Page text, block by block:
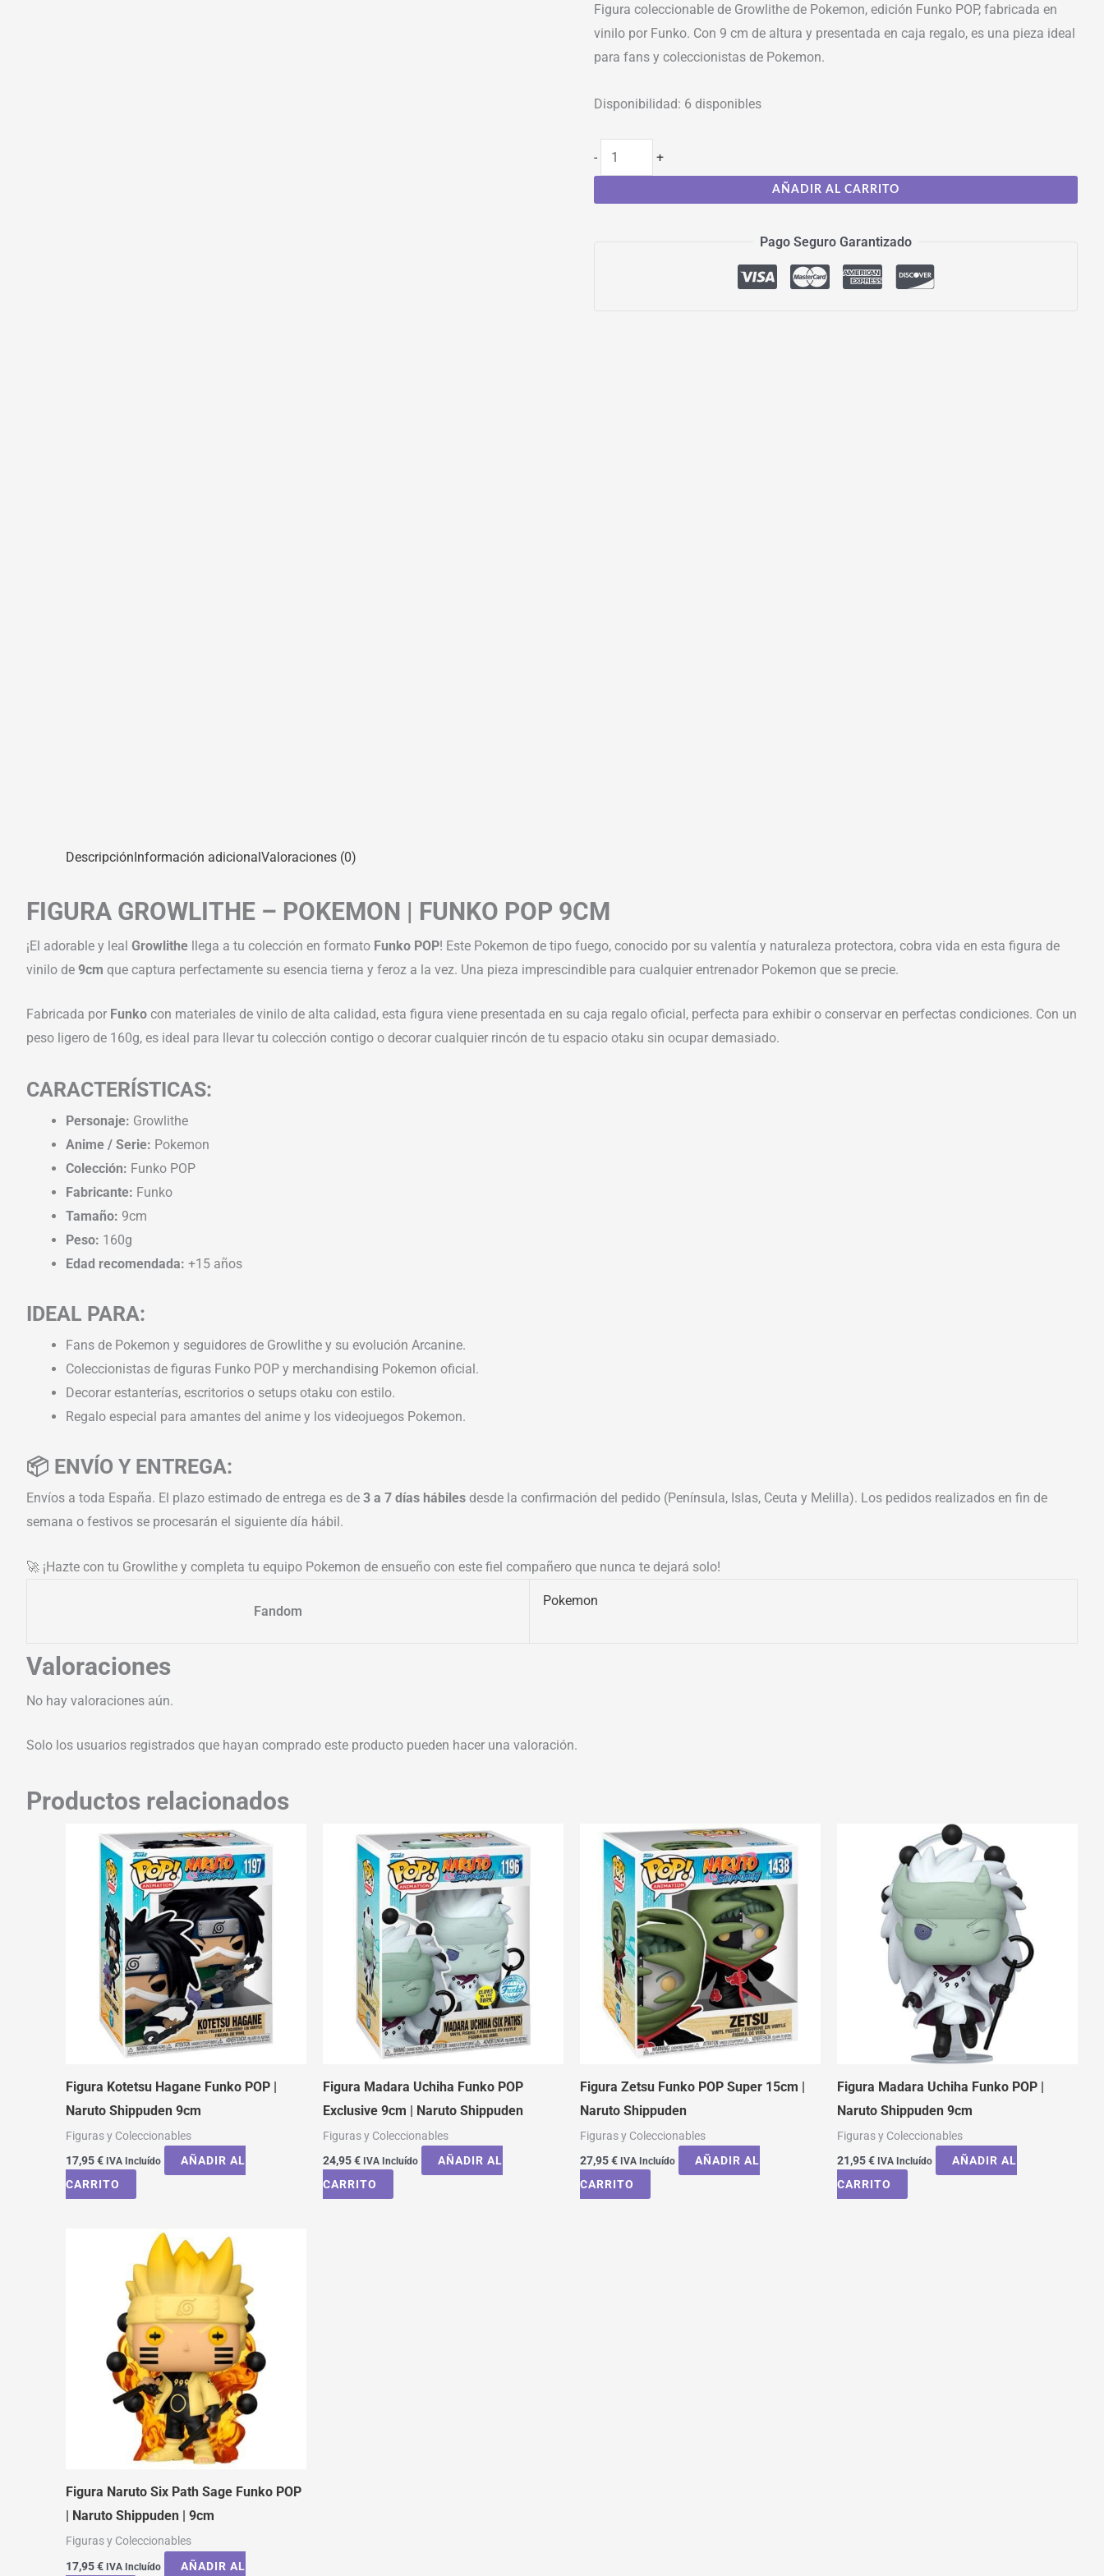
Figura coleccionable de Growlithe de Pokemon, edición Funko POP, fabricada en
vinilo por Funko. Con 9 cm de altura y presentada en caja regalo, es una pieza ideal
para fans y coleccionistas de Pokemon.
Disponibilidad: 6 disponibles
- +
AÑADIR AL CARRITO
Pago Seguro Garantizado
DescripciónInformación adicionalValoraciones (0)
FIGURA GROWLITHE – POKEMON | FUNKO POP 9CM
¡El adorable y leal Growlithe llega a tu colección en formato Funko POP! Este Pokemon de tipo fuego, conocido por su valentía y naturaleza protectora, cobra vida en esta figura de
vinilo de 9cm que captura perfectamente su esencia tierna y feroz a la vez. Una pieza imprescindible para cualquier entrenador Pokemon que se precie.
Fabricada por Funko con materiales de vinilo de alta calidad, esta figura viene presentada en su caja regalo oficial, perfecta para exhibir o conservar en perfectas condiciones. Con un
peso ligero de 160g, es ideal para llevar tu colección contigo o decorar cualquier rincón de tu espacio otaku sin ocupar demasiado.
CARACTERÍSTICAS:
Personaje: Growlithe
Anime / Serie: Pokemon
Colección: Funko POP
Fabricante: Funko
Tamaño: 9cm
Peso: 160g
Edad recomendada: +15 años
IDEAL PARA:
Fans de Pokemon y seguidores de Growlithe y su evolución Arcanine.
Coleccionistas de figuras Funko POP y merchandising Pokemon oficial.
Decorar estanterías, escritorios o setups otaku con estilo.
Regalo especial para amantes del anime y los videojuegos Pokemon.
📦 ENVÍO Y ENTREGA:
Envíos a toda España. El plazo estimado de entrega es de 3 a 7 días hábiles desde la confirmación del pedido (Península, Islas, Ceuta y Melilla). Los pedidos realizados en fin de
semana o festivos se procesarán el siguiente día hábil.
🚀 ¡Hazte con tu Growlithe y completa tu equipo Pokemon de ensueño con este fiel compañero que nunca te dejará solo!
Fandom
Pokemon
Valoraciones
No hay valoraciones aún.
Solo los usuarios registrados que hayan comprado este producto pueden hacer una valoración.
Productos relacionados
Figura Kotetsu Hagane Funko POP |
Naruto Shippuden 9cm
Figuras y Coleccionables
17,95€ IVA Incluído
AÑADIR AL
CARRITO
Figura Madara Uchiha Funko POP
Exclusive 9cm | Naruto Shippuden
Figuras y Coleccionables
24,95€ IVA Incluído
AÑADIR AL
CARRITO
Figura Zetsu Funko POP Super 15cm |
Naruto Shippuden
Figuras y Coleccionables
27,95€ IVA Incluído
AÑADIR AL
CARRITO
Figura Madara Uchiha Funko POP |
Naruto Shippuden 9cm
Figuras y Coleccionables
21,95€ IVA Incluído
AÑADIR AL
CARRITO
Figura Naruto Six Path Sage Funko POP
| Naruto Shippuden | 9cm
Figuras y Coleccionables
17,95€ IVA Incluído AÑADIR AL